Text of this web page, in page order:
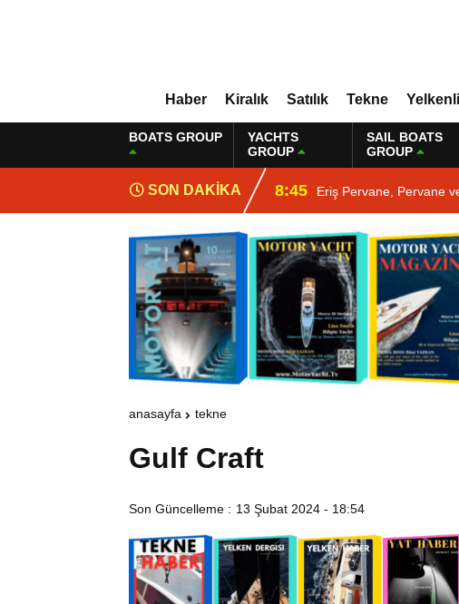
Haber Kiralık Satılık Tekne Yelkenli
BOATS GROUP
YACHTS
GROUP
SAIL BOATS
GROUP
SON DAKİKA 8:45 Eriş Pervane, Pervane
anasayfa tekne
Gulf Craft
Son Güncelleme : 13 Şubat 2024 - 18:54